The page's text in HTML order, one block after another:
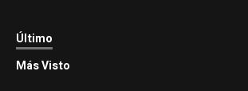
Último
Más Visto